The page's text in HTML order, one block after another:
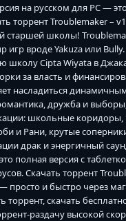
на русском для PC —
торрент Troublemaker –
школы!
вроде Yakuza или
школу Cipta Wiyata в
за власть и
насладиться
дружба и
школьные
и Рани, крутые
драк и энергичный
полная версия с
Скачать торрент
и быстро через
скачать
раздачу высокой